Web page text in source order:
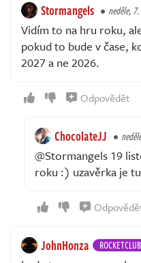
Stormangels neděle,
Vidím to na hru roku,
pokud to bude v čase,
2027 a ne 2026.
Odpovědět
ChocolateJJ
@Stormangels 19
roku :) uzavěrka je
JohnHonza ROCKETCLUB